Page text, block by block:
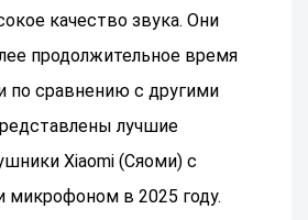
качество звука. Они
продолжительное время
по сравнению с другими
лучшие
Xiaomi (Сяоми) с
в 2025 году.